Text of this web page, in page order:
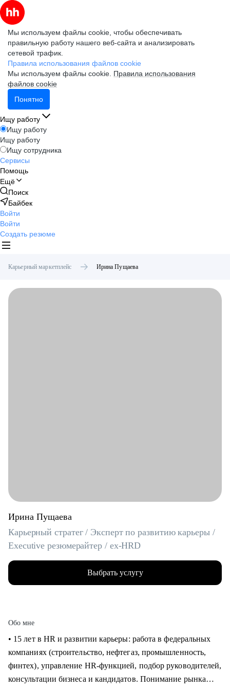
Мы используем файлы cookie, чтобы обеспечивать
правильную работу нашего веб-сайта и анализировать
сетевой трафик.
Правила использования файлов cookie
Мы используем файлы cookie. Правила использования
файлов cookie
Понятно
Ищу работу
Ищу работу
Ищу работу
Ищу сотрудника
Сервисы
Помощь
Ещё
Поиск
Байбек
Войти
Войти
Создать резюме
Карьерный маркетплейс Ирина Пущаева
Ирина Пущаева
Карьерный стратег / Эксперт по развитию карьеры /
Executive резюмерайтер / ex-HRD
Выбрать услугу
Обо мне
• 15 лет в HR и развитии карьеры: работа в федеральных
компаниях (строительство, нефтегаз, промышленность,
финтех), управление HR-функцией, подбор руководителей,
консультации бизнеса и кандидатов. Понимание рынка